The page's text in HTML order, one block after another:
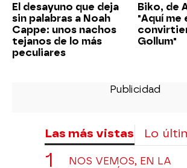
El desayuno que deja
sin palabras a Noah
Cappe: unos nachos
tejanos de lo más
peculiares
Biko, de
"Aquí me
Gollum"
Las más vistas Lo
NOS VEMOS, EN LA